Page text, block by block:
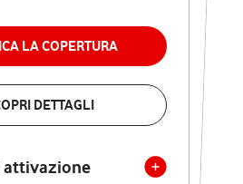
LA COPERTURA
DETTAGLI
attivazione
VERIFICA LA COPERTURA